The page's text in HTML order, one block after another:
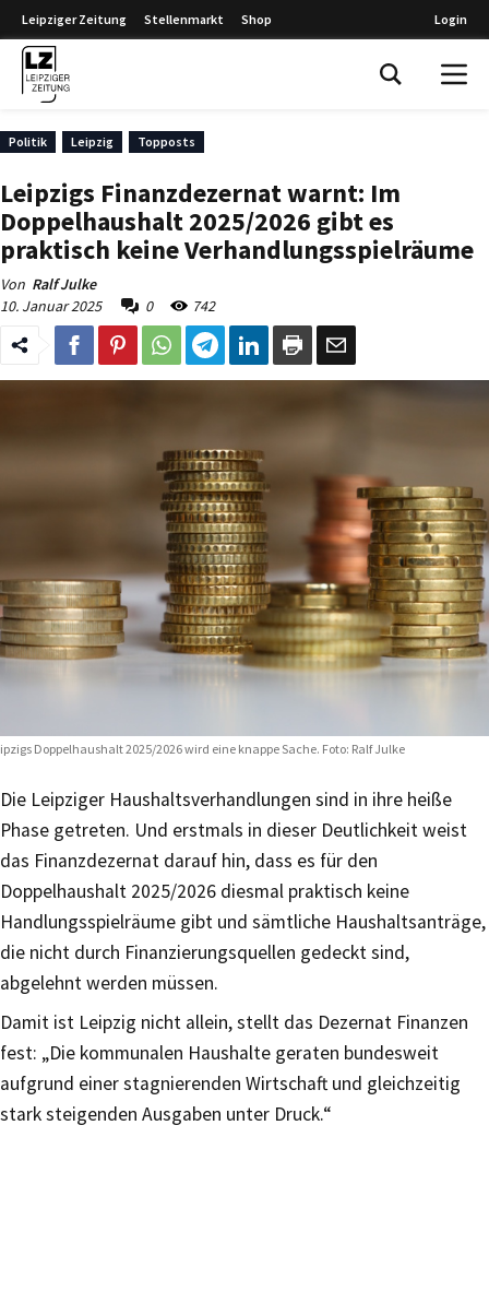
Leipziger Zeitung Stellenmarkt Shop Login
Politik Leipzig Topposts
Leipzigs Finanzdezernat warnt: Im
Doppelhaushalt 2025/2026 gibt es
praktisch keine Verhandlungsspielräume
Von Ralf Julke
10. Januar 2025
0 742
Doppelhaushalt 2025/2026 wird eine knappe Sache. Foto: Ralf Julke
Die Leipziger Haushaltsverhandlungen sind in ihre heiße
Phase getreten. Und erstmals in dieser Deutlichkeit weist
das Finanzdezernat darauf hin, dass es für den
Doppelhaushalt 2025/2026 diesmal praktisch keine
Handlungsspielräume gibt und sämtliche Haushaltsanträge,
die nicht durch Finanzierungsquellen gedeckt sind,
abgelehnt werden müssen.
Damit ist Leipzig nicht allein, stellt das Dezernat Finanzen
fest: „Die kommunalen Haushalte geraten bundesweit
aufgrund einer stagnierenden Wirtschaft und gleichzeitig
stark steigenden Ausgaben unter Druck.“